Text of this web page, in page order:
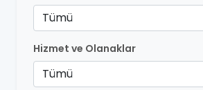
Tümü
Hizmet ve Olanaklar
Tümü